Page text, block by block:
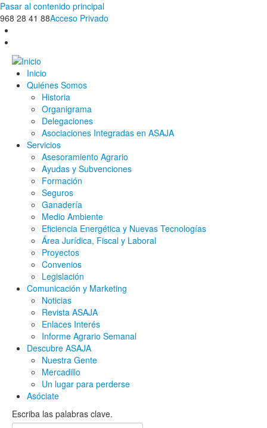
Pasar al contenido principal
968 28 41 88Acceso Privado
Inicio
Quiénes Somos
Historia
Organigrama
Delegaciones
Asociaciones Integradas en ASAJA
Servicios
Asesoramiento Agrario
Ayudas y Subvenciones
Formación
Seguros
Ganadería
Medio Ambiente
Eficiencia Energética y Nuevas Tecnologías
Área Jurídica, Fiscal y Laboral
Proyectos
Convenios
Legislación
Comunicación y Marketing
Noticias
Revista ASAJA
Enlaces Interés
Informe Agrario Semanal
Descubre ASAJA
Nuestra Gente
Mercadillo
Un lugar para perderse
Asóciate
Escriba las palabras clave.